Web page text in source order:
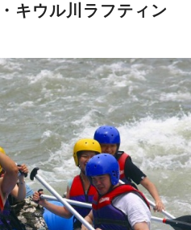
キウル川ラフティン